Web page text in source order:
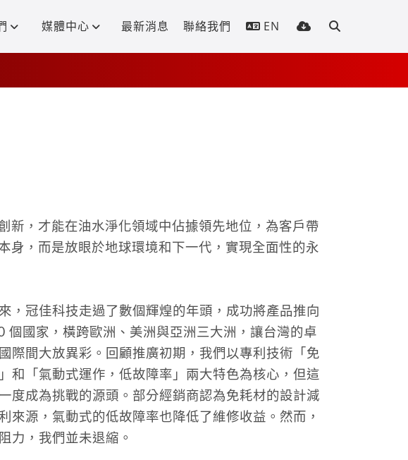
媒體中心 最新消息 聯絡我們 EN
新，才能在油水淨化領域中佔據領先地位，為客戶帶
身，而是放眼於地球環境和下一代，實現全面性的永
，冠佳科技走過了數個輝煌的年頭，成功將產品推向
個國家，橫跨歐洲、美洲與亞洲三大洲，讓台灣的卓
際間大放異彩。回顧推廣初期，我們以專利技術「免
和「氣動式運作，低故障率」兩大特色為核心，但這
度成為挑戰的源頭。部分經銷商認為免耗材的設計減
來源，氣動式的低故障率也降低了維修收益。然而，
力，我們並未退縮。